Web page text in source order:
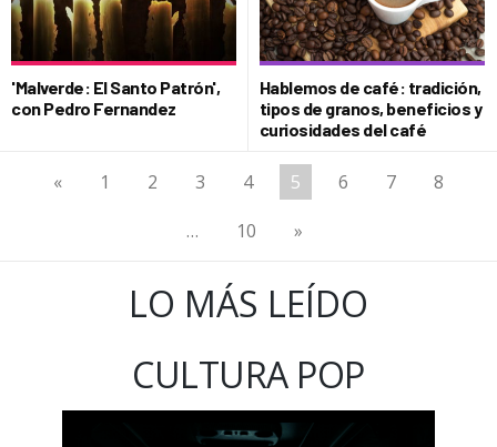
'Malverde: El Santo Patrón',
con Pedro Fernandez
Hablemos de café: tradición,
tipos de granos, beneficios y
curiosidades del café
« 1 2 3 4 5 6 7
8
…
10 »
LO MÁS LEÍDO
CULTURA POP